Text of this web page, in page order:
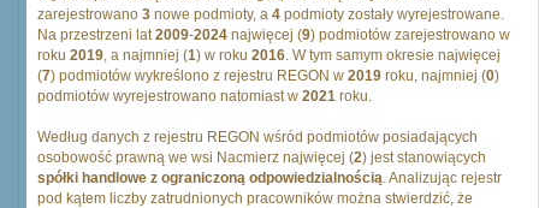
zarejestrowano 3 nowe podmioty, a 4 podmioty zostały wyrejestrowane.
Na przestrzeni lat2009-2024 najwięcej (9) podmiotów zarejestrowano w
roku 2019, a najmniej (1) w roku 2016. W tym samym okresie najwięcej
(7) podmiotów wykreślono z rejestru REGON w 2019 roku, najmniej (0)
podmiotów wyrejestrowano natomiast w 2021 roku.
Według danych z rejestru REGON wśród podmiotów posiadających
osobowość prawną we wsi Nacmierz najwięcej (2) jest stanowiących
spółki handlowe z ograniczoną odpowiedzialnością. Analizując rejestr
pod kątem liczby zatrudnionych pracowników można stwierdzić, że